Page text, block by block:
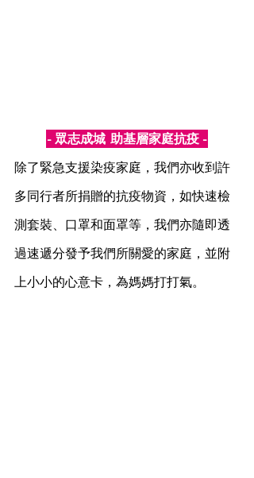
- 眾志成城  助基層家庭抗疫 -
除了緊急支援染疫家庭，我們亦收到許
多同行者所捐贈的抗疫物資，如快速檢
測套裝、口罩和面罩等，我們亦隨即透
過速遞分發予我們所關愛的家庭，並附
上小小的心意卡，為媽媽打打氣。